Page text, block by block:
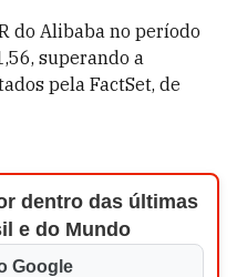
do Alibaba no período
superando a
pela FactSet, de
dentro das últimas
e do Mundo
Google